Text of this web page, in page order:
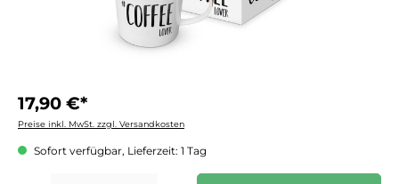
17,90 €*
Preise inkl. MwSt. zzgl. Versandkosten
Sofort verfügbar, Lieferzeit: 1 Tag
Produkt Anzahl: Gib den gewünschten Wert ein oder benutze die Schaltflächen um